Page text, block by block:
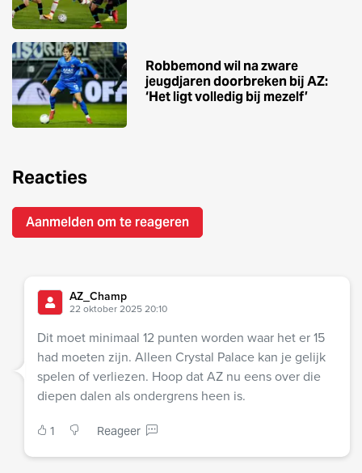
Robbemond wil na zware
jeugdjaren doorbreken bij AZ:
‘Het ligt volledig bij mezelf’
Reacties
Aanmelden om te reageren
AZ_Champ
22 oktober 2025 20:10
Dit moet minimaal 12 punten worden waar het er 15
had moeten zijn. Alleen Crystal Palace kan je gelijk
spelen of verliezen. Hoop dat AZ nu eens over die
diepen dalen als ondergrens heen is.
1 Reageer